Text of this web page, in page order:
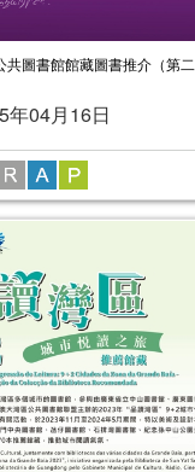
圖書館館藏圖書推介（第二
年04月16日